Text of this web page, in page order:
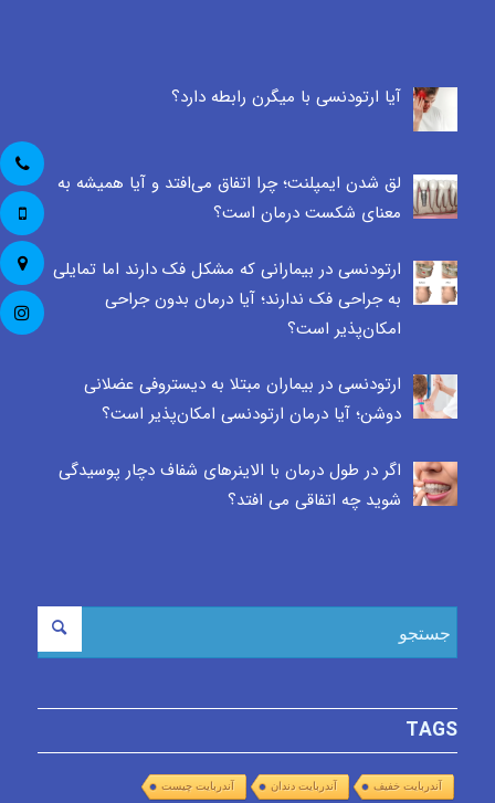
آیا ارتودنسی با میگرن رابطه دارد؟
لق شدن ایمپلنت؛ چرا اتفاق می‌افتد و آیا همیشه به
معنای شکست درمان است؟
ارتودنسی در بیمارانی که مشکل فک دارند اما تمایلی
به جراحی فک ندارند؛ آیا درمان بدون جراحی
امکان‌پذیر است؟
ارتودنسی در بیماران مبتلا به دیستروفی عضلانی
دوشن؛ آیا درمان ارتودنسی امکان‌پذیر است؟
اگر در طول درمان با الاینرهای شفاف دچار پوسیدگی
شوید چه اتفاقی می افتد؟
TAGS
آندربایت خفیف آندربایت دندان آندربایت چیست